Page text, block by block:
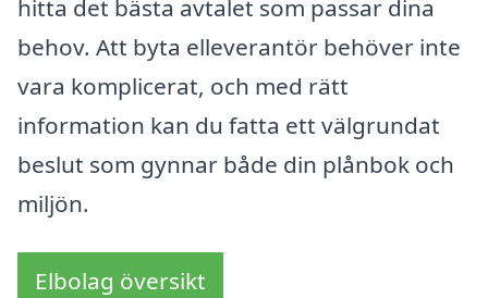
hitta det bästa avtalet som passar dina
behov. Att byta elleverantör behöver inte
vara komplicerat, och med rätt
information kan du fatta ett välgrundat
beslut som gynnar både din plånbok och
miljön.
Elbolag översikt